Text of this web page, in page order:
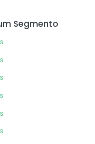
Segmento